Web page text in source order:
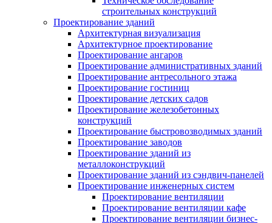
строительных конструкций
Проектирование зданий
Архитектурная визуализация
Архитектурное проектирование
Проектирование ангаров
Проектирование административных зданий
Проектирование антресольного этажа
Проектирование гостиниц
Проектирование детских садов
Проектирование железобетонных
конструкций
Проектирование быстровозводимых зданий
Проектирование заводов
Проектирование зданий из
металлоконструкций
Проектирование зданий из сэндвич-панелей
Проектирование инженерных систем
Проектирование вентиляции
Проектирование вентиляции кафе
Проектирование вентиляции бизнес-